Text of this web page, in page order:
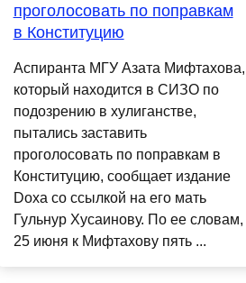
проголосовать по поправкам
в Конституцию
Аспиранта МГУ Азата Мифтахова,
который находится в СИЗО по
подозрению в хулиганстве,
пытались заставить
проголосовать по поправкам в
Конституцию, сообщает издание
Doxa со ссылкой на его мать
Гульнур Хусаинову. По ее словам,
25 июня к Мифтахову пять ...